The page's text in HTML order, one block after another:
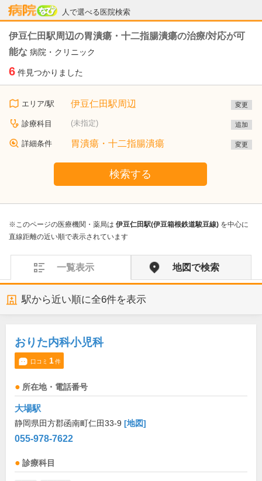
人で選べる医院検索
病院なび
伊豆仁田駅周辺の胃潰瘍・十二指腸潰瘍の治療/対応が可
能な 病院・クリニック
6 件見つかりました
エリア/駅 伊豆仁田駅周辺 変更
診療科目 (未指定) 追加
詳細条件 胃潰瘍・十二指腸潰瘍 変更
検索する
※このページの医療機関・薬局は 伊豆仁田駅(伊豆箱根鉄道駿豆線) を中心に
直線距離の近い順で表示されています
一覧表示 地図で検索
駅から近い順に全6件を表示
おりた内科小児科
口コミ 1件
所在地・電話番号
大場駅
静岡県田方郡函南町仁田33-9 [地図]
055-978-7622
診療科目